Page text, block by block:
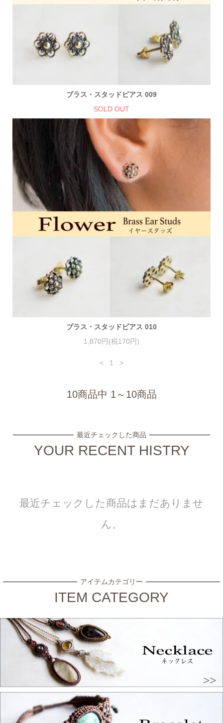
ブラス・スタッドピアス 009
SOLD OUT
ブラス・スタッドピアス 010
1,870円(税170円)
< 1 >
10商品中 1～10商品
最近チェックした商品
YOUR RECENT HISTRY
最近チェックした商品はまだありませ
ん。
アイテムカテゴリー
ITEM CATEGORY